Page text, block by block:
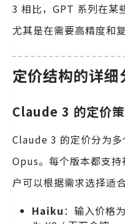
3 相比，GPT 系列在某
尤其是在需要高精度和
定价结构的详细
Claude 3 的定价
Claude 3 的定价分为
Opus。每个版本都支
户可以根据需求选择适
Haiku：输入价格